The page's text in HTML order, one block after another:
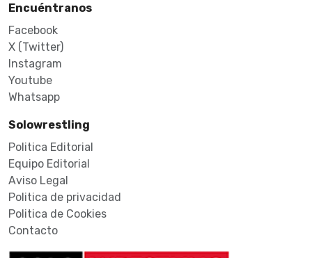
Encuéntranos
Facebook
X (Twitter)
Instagram
Youtube
Whatsapp
Solowrestling
Politica Editorial
Equipo Editorial
Aviso Legal
Politica de privacidad
Politica de Cookies
Contacto